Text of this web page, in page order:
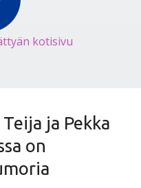
kotisivu
ja Pekka
on